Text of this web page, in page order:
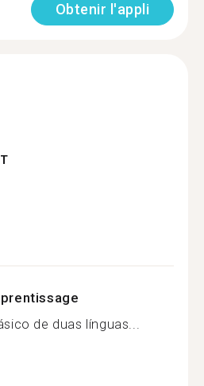
Obtenir l'appli
de duas línguas...